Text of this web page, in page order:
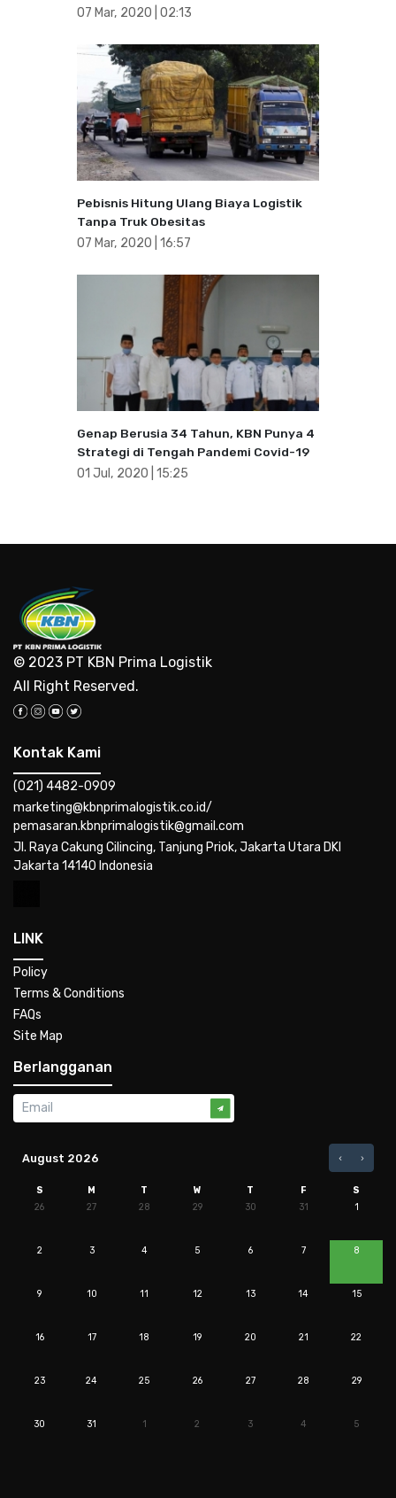
07 Mar, 2020 | 02:13
Pebisnis Hitung Ulang Biaya Logistik
Tanpa Truk Obesitas
07 Mar, 2020 | 16:57
Genap Berusia 34 Tahun, KBN Punya 4
Strategi di Tengah Pandemi Covid-19
01 Jul, 2020 | 15:25
© 2023 PT KBN Prima Logistik
All Right Reserved.
Kontak Kami
(021) 4482-0909
marketing@kbnprimalogistik.co.id/
pemasaran.kbnprimalogistik@gmail.com
Jl. Raya Cakung Cilincing, Tanjung Priok, Jakarta Utara DKI
Jakarta 14140 Indonesia
LINK
Policy
Terms & Conditions
FAQs
Site Map
Berlangganan
August 2026
S M T W T F
S
26
27 28 29 30 31 1
2 3 4 5 6 7 8
9 10 11 12 13 14 15
16 17 18 19 20 21 22
23 24 25 26 27 28 29
30 31 1 2 3 4 5